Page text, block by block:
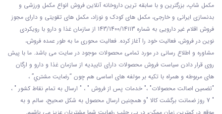
مکمل شاپ، بزرگترین و با سابقه ترین داروخانه آنلاین فروش انواع مکمل ورزشی و
بدنسازی ایرانی و خارجی، مکمل های کودک و نوزاد، مکمل های تقویتی و دارای مجوز
فروش اقلام غیر دارویی به شماره 143/1400/14113 از
سازمان غذا و دارو با رويکردی
نوين در فروش، فعاليت خود را آغاز کرده. فعاليت محوری ما به طور عمده فروش،
مشاوره و اطلاع رسانی در مورد تمامی محصولات موجود در سایت می باشد. ما با پيش
روی قرار دادن سياست فروش محصولات دارای تاييديه از سازمان غذا و دارو و ارگان
های مربوطه و همراه با تکيه بر مولفه های اساسی هم چون “رضايت مشتري” ،
"تضمين اصالت محصولات" ،" خدمات پس از فروش " ، " ارسال به تمام نقاط کشور " ،
" 7 روز ضمانت برگشت کالا "و همچنين ارسال محصول به شکل صحيح، سالم و به